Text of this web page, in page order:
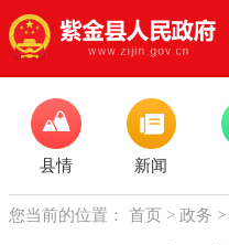
县情 新闻
您当前的位置： 首页 > 政务 >